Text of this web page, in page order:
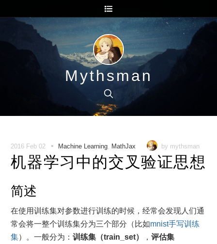
Mythsman
2016 Feb 02 • Machine Learning, MathJax by mythsman
机器学习中的交叉验证思想
简述
在使用训练集对参数进行训练的时候，经常会发现人们通
常会将一整个训练集分为三个部分（比如mnist手写训练
集）。一般分为：训练集（train_set） ，评估集